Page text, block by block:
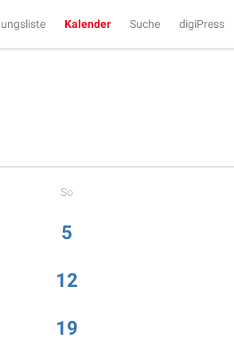
Kalender Suche digiPress
So
5
12
19